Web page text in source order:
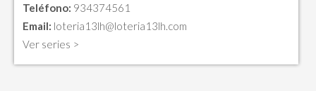
Teléfono: 934374561
Email: loteria13lh@loteria13lh.com
Ver series >